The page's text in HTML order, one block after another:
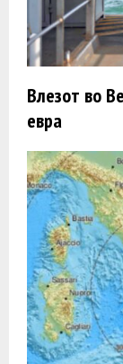
Влезот во
евра